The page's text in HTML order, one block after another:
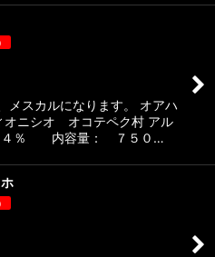
メスカルになります。 オアハ
ニシオ オコテペク村 アル
４％ 内容量： ７５０…